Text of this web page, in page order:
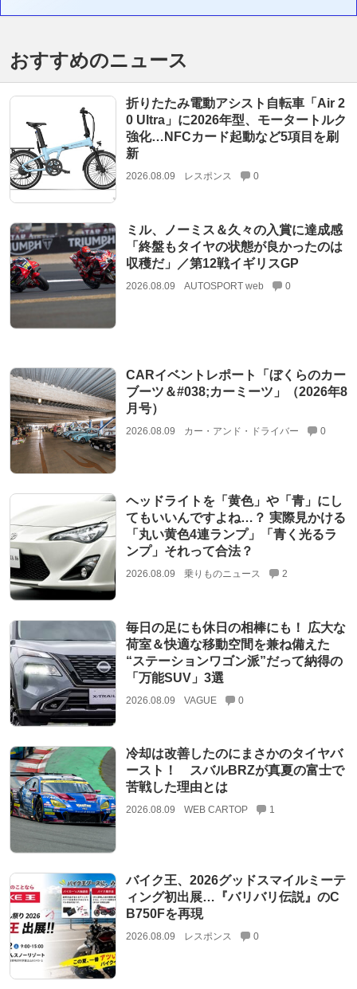
おすすめのニュース
折りたたみ電動アシスト自転車「Air 2
0 Ultra」に2026年型、モータートルク
強化…NFCカード起動など5項目を刷
新
2026.08.09 レスポンス 0
ミル、ノーミス＆久々の入賞に達成感
「終盤もタイヤの状態が良かったのは
収穫だ」／第12戦イギリスGP
2026.08.09 AUTOSPORT web 0
CARイベントレポート「ぼくらのカー
ブーツ＆#038;カーミーツ」（2026年8
月号）
2026.08.09 カー・アンド・ドライバー 0
ヘッドライトを「黄色」や「青」にし
てもいいんですよね…？ 実際見かける
「丸い黄色4連ランプ」「青く光るラ
ンプ」それって合法？
2026.08.09 乗りものニュース 2
毎日の足にも休日の相棒にも！ 広大な
荷室＆快適な移動空間を兼ね備えた
“ステーションワゴン派”だって納得の
「万能SUV」3選
2026.08.09 VAGUE 0
冷却は改善したのにまさかのタイヤバ
ースト！ スバルBRZが真夏の富士で
苦戦した理由とは
2026.08.09 WEB CARTOP 1
バイク王、2026グッドスマイルミーテ
ィング初出展…『バリバリ伝説』のC
B750Fを再現
2026.08.09 レスポンス 0